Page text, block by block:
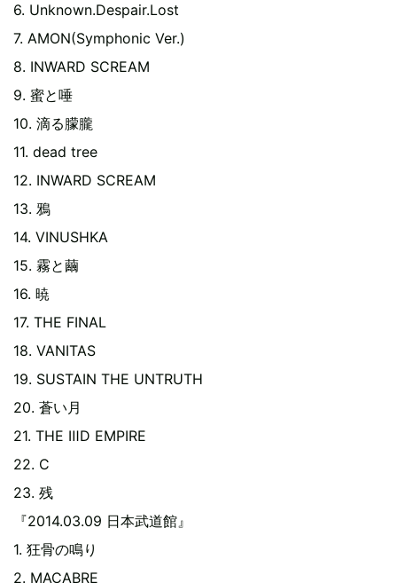
6. Unknown.Despair.Lost
7. AMON(Symphonic Ver.)
8. INWARD SCREAM
9. 蜜と唾
10. 滴る朦朧
11. dead tree
12. INWARD SCREAM
13. 鴉
14. VINUSHKA
15. 霧と繭
16. 暁
17. THE FINAL
18. VANITAS
19. SUSTAIN THE UNTRUTH
20. 蒼い月
21. THE ⅢD EMPIRE
22. C
23. 残
『2014.03.09 日本武道館』
1. 狂骨の鳴り
2. MACABRE